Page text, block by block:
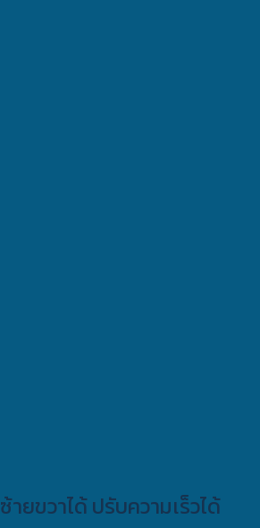
ยขวาได้ ปรับความเร็วได้